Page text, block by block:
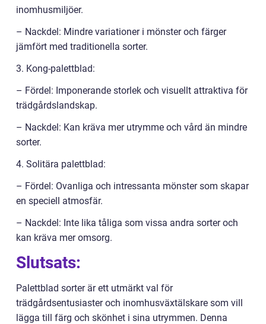
inomhusmiljöer.
– Nackdel: Mindre variationer i mönster och färger
jämfört med traditionella sorter.
3. Kong-palettblad:
– Fördel: Imponerande storlek och visuellt attraktiva för
trädgårdslandskap.
– Nackdel: Kan kräva mer utrymme och vård än mindre
sorter.
4. Solitära palettblad:
– Fördel: Ovanliga och intressanta mönster som skapar
en speciell atmosfär.
– Nackdel: Inte lika tåliga som vissa andra sorter och
kan kräva mer omsorg.
Slutsats:
Palettblad sorter är ett utmärkt val för
trädgårdsentusiaster och inomhusväxtälskare som vill
lägga till färg och skönhet i sina utrymmen. Denna